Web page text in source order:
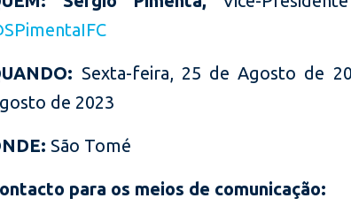
Sexta-feira, 25 de Agosto de
de 2023
São Tomé
para os meios de comunicação: